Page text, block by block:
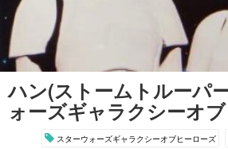
ハン(ストームトルーパ
ォーズギャラクシーオブ
スターウォーズギャラクシーオブヒーローズ